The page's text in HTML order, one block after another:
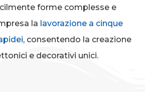
forme complesse e
la lavorazione a cinque
, consentendo la creazione
e decorativi unici.